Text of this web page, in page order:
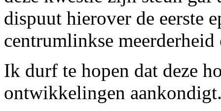
dispuut hierover de eerste
centrumlinkse meerderheid
Ik durf te hopen dat deze
ontwikkelingen